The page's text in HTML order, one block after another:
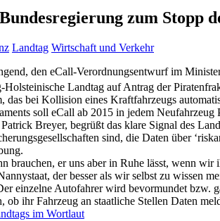
zum Stopp
Landtag Wirtschaft und Verkehr
den eCall-Verordnungsentwurf im
Holsteinische Landtag auf Antrag der
das bei Kollision eines Kraftfahrzeugs
soll eCall ab 2015 in jedem Neufahrzeug
Breyer, begrüßt das klare Signal des
sind, die Daten über
brauchen, er uns aber in Ruhe lässt, wenn
der besser als wir selbst zu
einzelne Autofahrer wird bevormundet
ihr Fahrzeug an staatliche Stellen Daten
im Wortlaut